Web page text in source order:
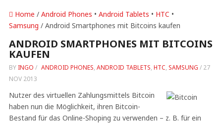
Home / Android Phones • Android Tablets • HTC •
Samsung / Android Smartphones mit Bitcoins kaufen
ANDROID SMARTPHONES MIT BITCOINS
KAUFEN
BY INGO / ANDROID PHONES, ANDROID TABLETS, HTC, SAMSUNG / 27
NOV 2013
Nutzer des virtuellen Zahlungsmittels Bitcoin
haben nun die Möglichkeit, ihren Bitcoin-
Bestand für das Online-Shoping zu verwenden – z. B. für ein